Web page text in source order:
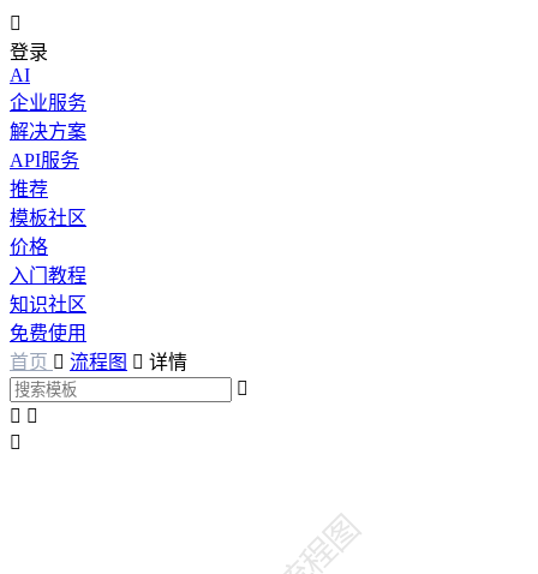

登录
AI
企业服务
解决方案
API服务
推荐
模板社区
价格
入门教程
知识社区
免费使用
首页  流程图  详情

 
